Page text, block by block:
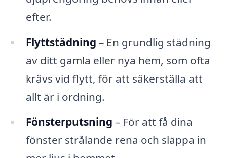
efter.
Flyttstädning – En grundlig städning
av ditt gamla eller nya hem, som ofta
krävs vid flytt, för att säkerställa att
allt är i ordning.
Fönsterputsning – För att få dina
fönster strålande rena och släppa in